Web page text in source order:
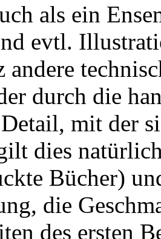
als ein
evtl.
andere
durch die
mit der
dies
Bücher)
die
des ersten